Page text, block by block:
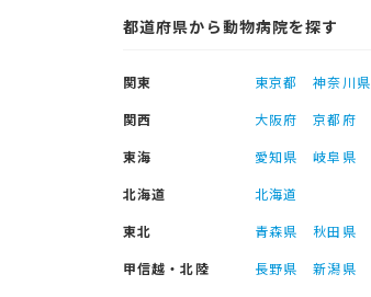
都道府県から動物病院を探す
関東 東京都 神奈川県
関西
大阪府 京都府
東海
愛知県 岐阜県
北海道
北海道
東北
青森県 秋田県
甲信越・北陸
長野県 新潟県